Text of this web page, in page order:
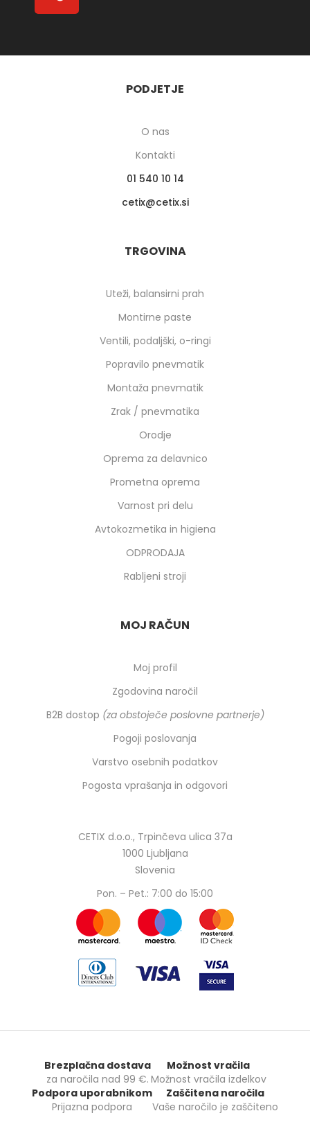
PODJETJE
O nas
Kontakti
01 540 10 14
cetix
cetix.si
TRGOVINA
Uteži, balansirni prah
Montirne paste
Ventili, podaljški, o-ringi
Popravilo pnevmatik
Montaža pnevmatik
Zrak / pnevmatika
Orodje
Oprema za delavnico
Prometna oprema
Varnost pri delu
Avtokozmetika in higiena
ODPRODAJA
Rabljeni stroji
MOJ RAČUN
Moj profil
Zgodovina naročil
B2B dostop (za obstoječe poslovne partnerje)
Pogoji poslovanja
Varstvo osebnih podatkov
Pogosta vprašanja in odgovori
CETIX d.o.o., Trpinčeva ulica 37a
1000 Ljubljana
Slovenia
Pon. – Pet.: 7:00 do 15:00
Brezplačna dostava
za naročila nad 99 €.
Možnost vračila
Možnost vračila izdelkov
Podpora uporabnikom
Prijazna podpora
Zaščitena naročila
Vaše naročilo je zaščiteno